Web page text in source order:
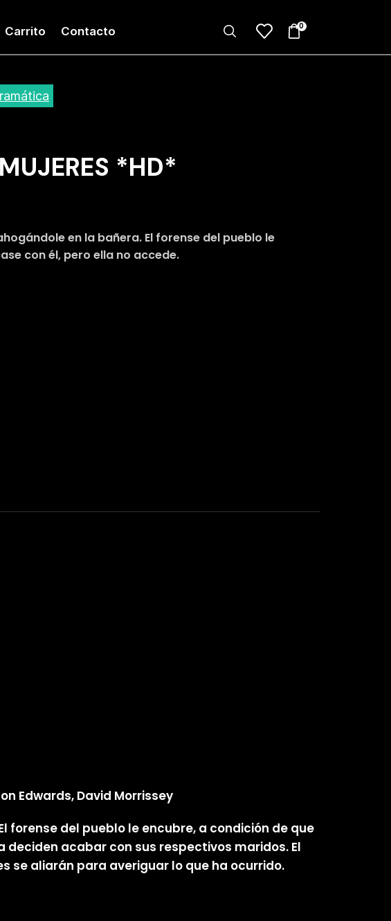
Carrito Contacto 0
*HD*
en la bañera. El forense del pueblo le
con él, pero ella no accede.
Edwards, David Morrissey
forense del pueblo le encubre, a condición de que
deciden acabar con sus respectivos maridos. El
se aliarán para averiguar lo que ha ocurrido.